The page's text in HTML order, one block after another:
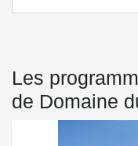
Les
de Domaine